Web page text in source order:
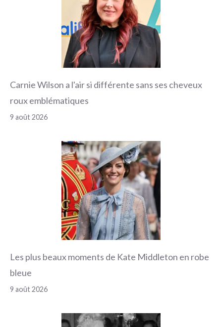
Carnie Wilson a l'air si différente sans ses cheveux
roux emblématiques
9 août 2026
Les plus beaux moments de Kate Middleton en robe
bleue
9 août 2026